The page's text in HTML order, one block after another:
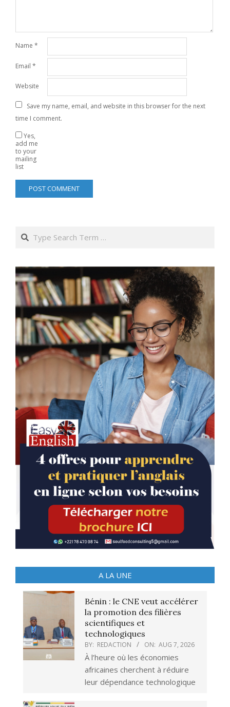
Name *
Email *
Website
Save my name, email, and website in this browser for the next
time I comment.
Yes,
add me
to your
mailing
list
Search
A LA UNE
Bénin : le CNE veut accélérer
la promotion des filières
scientifiques et
technologiques
BY: REDACTION ON: AUG 7, 2026
À l’heure où les économies
africaines cherchent à réduire
leur dépendance technologique